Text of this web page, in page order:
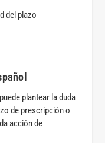
plantear la duda
de prescripción o
acción de